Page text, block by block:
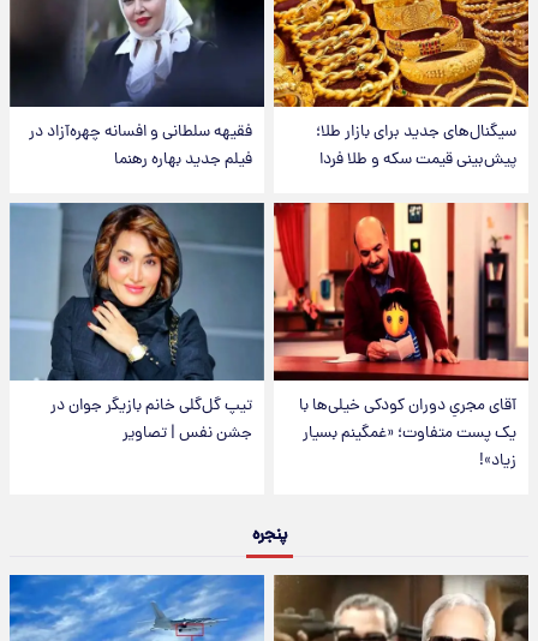
سیگنال‌های جدید برای بازار طلا؛
پیش‌بینی قیمت سکه و طلا فردا
فقیهه سلطانی و افسانه چهره‌آزاد در
فیلم جدید بهاره رهنما
آقای مجریِ دوران کودکی خیلی‌ها با
یک پست متفاوت؛ «غمگینم بسیار
زیاد»!
تیپ گل‌گلی خانم بازیگر جوان در
جشن نفس | تصاویر
پنجره